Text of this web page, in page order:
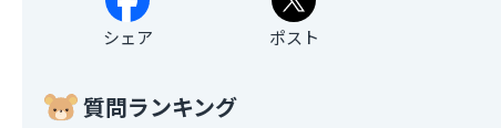
シェア ポスト
質問ランキング